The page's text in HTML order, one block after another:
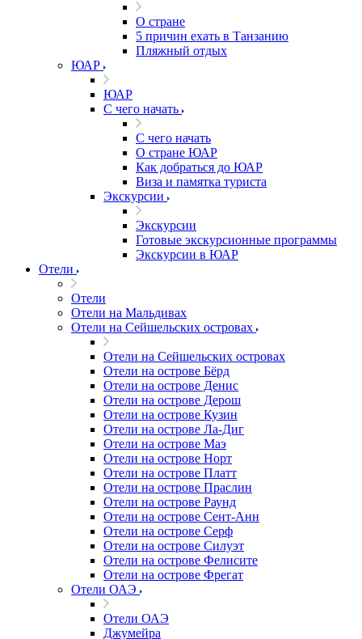
О стране
5 причин ехать в Танзанию
Пляжный отдых
ЮАР
ЮАР
С чего начать
С чего начать
О стране ЮАР
Как добраться до ЮАР
Виза и памятка туриста
Экскурсии
Экскурсии
Готовые экскурсионные программы
Экскурсии в ЮАР
Отели
Отели
Отели на Мальдивах
Отели на Сейшельских островах
Отели на Сейшельских островах
Отели на острове Бёрд
Отели на острове Денис
Отели на острове Дерош
Отели на острове Кузин
Отели на острове Ла-Диг
Отели на острове Маэ
Отели на острове Норт
Отели на острове Платт
Отели на острове Праслин
Отели на острове Раунд
Отели на острове Сент-Анн
Отели на острове Серф
Отели на острове Силуэт
Отели на острове Фелисите
Отели на острове Фрегат
Отели ОАЭ
Отели ОАЭ
Джумейра